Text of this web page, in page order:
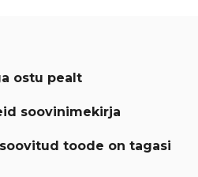
ostu pealt
soovinimekirja
toode on tagasi